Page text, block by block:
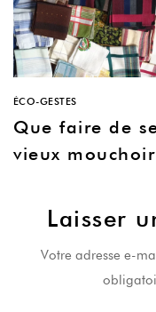
ÉCO-GESTES
Que faire de
vieux
Laisser
Votre adresse e-